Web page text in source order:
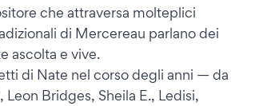
che attraversa molteplici
di Mercereau parlano dei
ascolta e vive.
di Nate nel corso degli anni — da
Bridges, Sheila E., Ledisi,